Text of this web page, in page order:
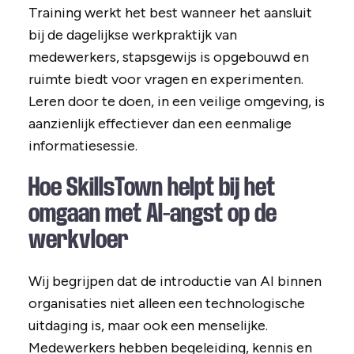
Training werkt het best wanneer het aansluit
bij de dagelijkse werkpraktijk van
medewerkers, stapsgewijs is opgebouwd en
ruimte biedt voor vragen en experimenten.
Leren door te doen, in een veilige omgeving, is
aanzienlijk effectiever dan een eenmalige
informatiesessie.
Hoe SkillsTown helpt bij het
omgaan met AI-angst op de
werkvloer
Wij begrijpen dat de introductie van AI binnen
organisaties niet alleen een technologische
uitdaging is, maar ook een menselijke.
Medewerkers hebben begeleiding, kennis en